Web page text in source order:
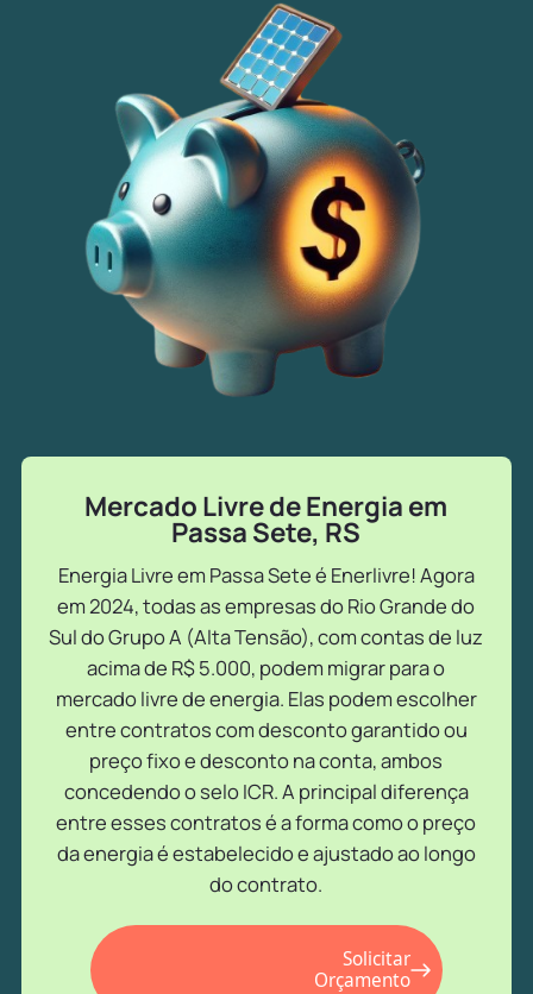
Mercado Livre de Energia em
Passa Sete, RS
Energia Livre em Passa Sete é Enerlivre! Agora
em 2024, todas as empresas do Rio Grande do
Sul do Grupo A (Alta Tensão), com contas de luz
acima de R$ 5.000, podem migrar para o
mercado livre de energia. Elas podem escolher
entre contratos com desconto garantido ou
preço fixo e desconto na conta, ambos
concedendo o selo ICR. A principal diferença
entre esses contratos é a forma como o preço
da energia é estabelecido e ajustado ao longo
do contrato.
Solicitar
Orçamento